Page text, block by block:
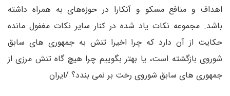
اهداف و منافع مسکو و آنکارا در حوزه‌های به همراه داشته
باشد. مجموعه نکات یاد شده در کنار سایر نکات مغفول مانده
حکایت از آن دارد که چرا اخیرا تنش به جمهوری های سابق
شوروی بازگشته است، یا بهتر بگوییم چرا هیچ گاه تنش مرزی از
جمهوری های سابق شوروی رخت بر نمی بندد؟ /ایران